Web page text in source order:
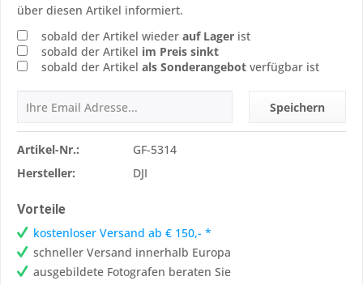
über diesen Artikel informiert.
sobald der Artikel wieder auf Lager ist
sobald der Artikel im Preis sinkt
sobald der Artikel als Sonderangebot verfügbar ist
Speichern
Artikel-Nr.:
GF-5314
Hersteller:
DJI
Vorteile
kostenloser Versand ab € 150,- *
schneller Versand innerhalb Europa
ausgebildete Fotografen beraten Sie